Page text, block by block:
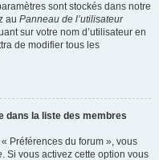
sont stockés dans notre
au Panneau de l’utilisateur
sur votre nom d’utilisateur en
de modifier tous les
dans la liste des membres
Préférences du forum », vous
. Si vous activez cette option vous